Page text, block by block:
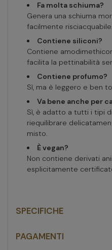
Fa molta schiuma?
Genera una schiuma
facilmente risciacquabile.
Contiene siliconi?
Contiene
facilita la pettinabilità
Contiene profumo?
Sì, ma è leggero e ben
Va bene anche per
Sì, è adatto a tutti i tipi
riequilibrare
misto.
È vegan?
Non contiene derivati
esplicitamente
SPECIFICHE
PAGAMENTI